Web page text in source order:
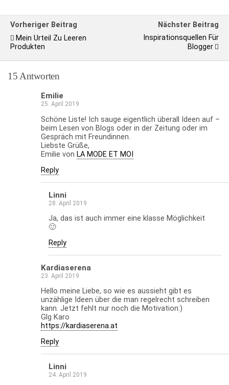
Vorheriger Beitrag
Mein Urteil Zu Leeren
Produkten
Nächster Beitrag
Inspirationsquellen Für
Blogger
15 Antworten
Emilie
25. April 2019
Schöne Liste! Ich sauge eigentlich überall Ideen auf –
beim Lesen von Blogs oder in der Zeitung oder im
Gespräch mit Freundinnen.
Liebste Grüße,
Emilie von LA MODE ET MOI
Reply
Linni
28. April 2019
Ja, das ist auch immer eine klasse Möglichkeit
🙂
Reply
Kardiaserena
23. April 2019
Hello meine Liebe, so wie es aussieht gibt es
unzählige Ideen über die man regelrecht schreiben
kann. Jetzt fehlt nur noch die Motivation:)
Glg Karo
https://kardiaserena.at
Reply
Linni
24. April 2019